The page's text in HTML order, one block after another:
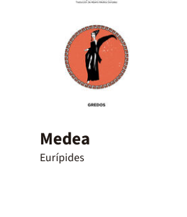
Medea
Eurípides